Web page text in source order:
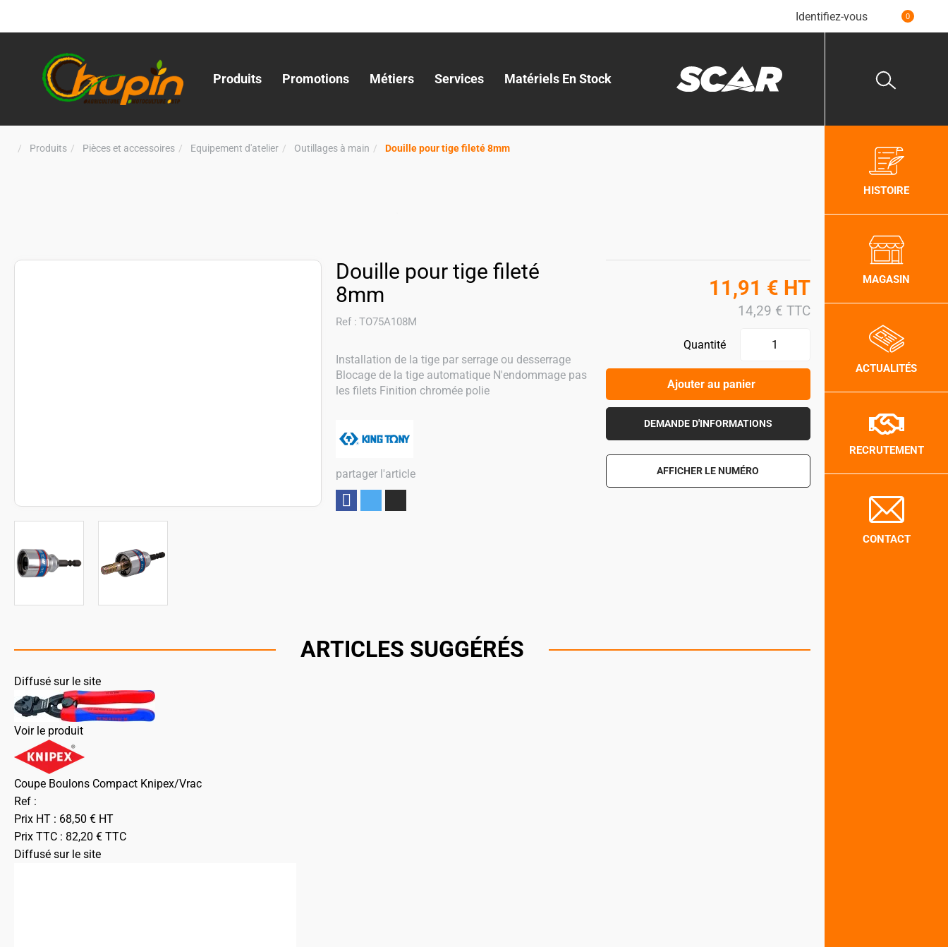
Identifiez-vous 0
Produits Promotions Métiers Services Matériels En Stock
Produits Pièces et accessoires Equipement d'atelier Outillages à main Douille pour tige fileté 8mm
Douille pour tige fileté
8mm
Ref : TO75A108M
partager l'article
Installation de la tige par serrage ou desserrage
Blocage de la tige automatique N'endommage pas
les filets Finition chromée polie
11,91 € HT
14,29 € TTC
Quantité
Ajouter au panier
DEMANDE D'INFORMATIONS
AFFICHER LE NUMÉRO
ARTICLES SUGGÉRÉS
Diffusé sur le site
Voir le produit
Coupe Boulons Compact Knipex/Vrac
Ref :
Prix HT : 68,50 € HT
Prix TTC : 82,20 € TTC
Diffusé sur le site
HISTOIRE
MAGASIN
ACTUALITÉS
RECRUTEMENT
CONTACT